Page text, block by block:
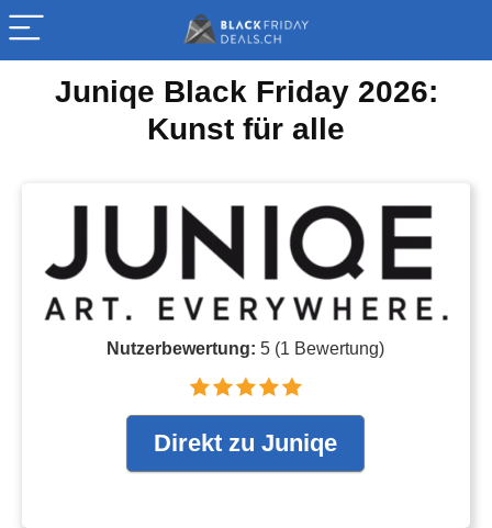
Juniqe Black Friday 2026:
Kunst für alle
Nutzerbewertung:5 (1 Bewertung)
Direkt zu Juniqe